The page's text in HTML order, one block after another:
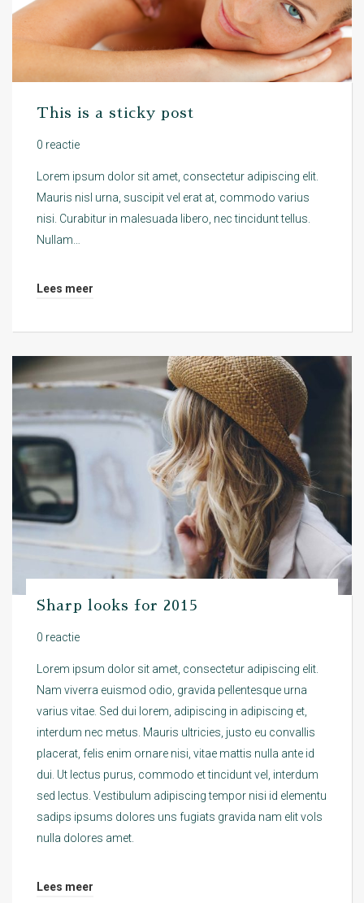
This is a sticky post
0 reactie
Lorem ipsum dolor sit amet, consectetur adipiscing elit.
Mauris nisl urna, suscipit vel erat at, commodo varius
nisi. Curabitur in malesuada libero, nec tincidunt tellus.
Nullam…
Lees meer
Sharp looks for 2015
0 reactie
Lorem ipsum dolor sit amet, consectetur adipiscing elit.
Nam viverra euismod odio, gravida pellentesque urna
varius vitae. Sed dui lorem, adipiscing in adipiscing et,
interdum nec metus. Mauris ultricies, justo eu convallis
placerat, felis enim ornare nisi, vitae mattis nulla ante id
dui. Ut lectus purus, commodo et tincidunt vel, interdum
sed lectus. Vestibulum adipiscing tempor nisi id elementu
sadips ipsums dolores uns fugiats gravida nam elit vols
nulla dolores amet.
Lees meer